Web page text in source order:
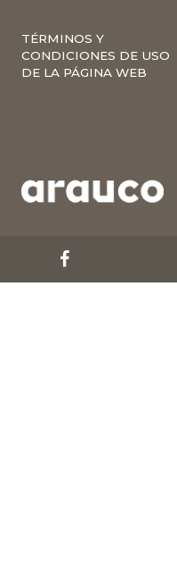
TÉRMINOS Y
CONDICIONES DE USO
DE LA PÁGINA WEB